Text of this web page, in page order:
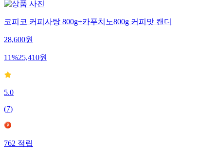
코피코 커피사탕 800g+카푸치노800g 커피맛 캔디
28,600원
11%25,410원
5.0
(7)
762적립